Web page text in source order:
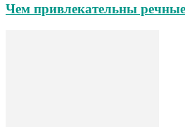
Чем привлекательны